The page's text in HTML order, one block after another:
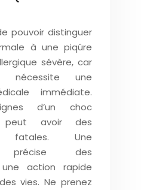
pouvoir distinguer
à une piqûre
sévère, car
nécessite une
immédiate.
d’un choc
peut avoir des
fatales. Une
précise des
action rapide
vies. Ne prenez